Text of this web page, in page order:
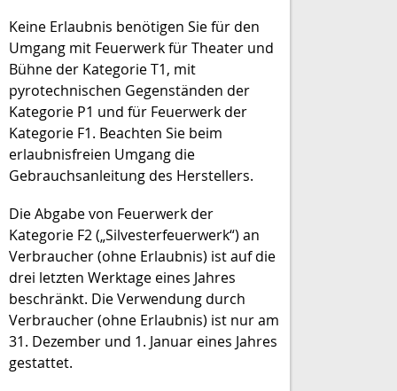
Keine Erlaubnis benötigen Sie für den
Umgang mit Feuerwerk für Theater und
Bühne der Kategorie T1, mit
pyrotechnischen Gegenständen der
Kategorie P1 und für Feuerwerk der
Kategorie F1. Beachten Sie beim
erlaubnisfreien Umgang die
Gebrauchsanleitung des Herstellers.
Die Abgabe von Feuerwerk der
Kategorie F2 („Silvesterfeuerwerk“) an
Verbraucher (ohne Erlaubnis) ist auf die
drei letzten Werktage eines Jahres
beschränkt. Die Verwendung durch
Verbraucher (ohne Erlaubnis) ist nur am
31. Dezember und 1. Januar eines Jahres
gestattet.